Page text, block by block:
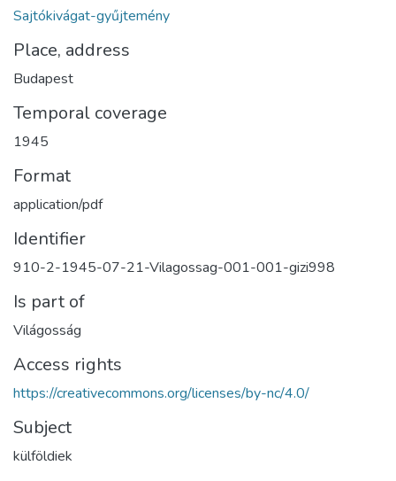
Sajtókivágat-gyűjtemény
Place, address
Budapest
Temporal coverage
1945
Format
application/pdf
Identifier
910-2-1945-07-21-Vilagossag-001-001-gizi998
Is part of
Világosság
Access rights
https://creativecommons.org/licenses/by-nc/4.0/
Subject
külföldiek